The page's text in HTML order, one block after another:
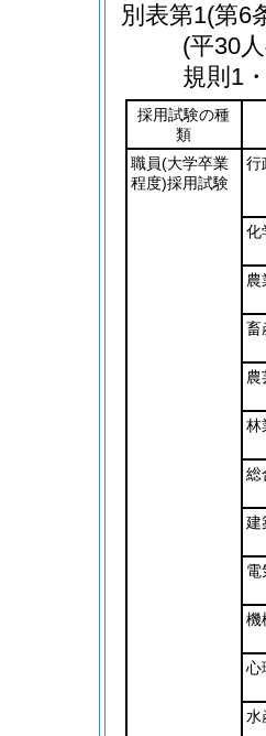
別表第1(第6
(平30
規則1
採用試験の種
類
職員(大学卒業
程度)採用試験
行
化
農
畜
農
林
総
建
電
機
心
水